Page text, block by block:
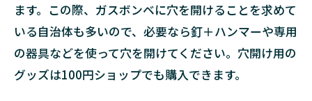
ます。この際、ガスボンベに穴を開けることを求めて
いる自治体も多いので、必要なら釘＋ハンマーや専用
の器具などを使って穴を開けてください。穴開け用の
グッズは100円ショップでも購入できます。